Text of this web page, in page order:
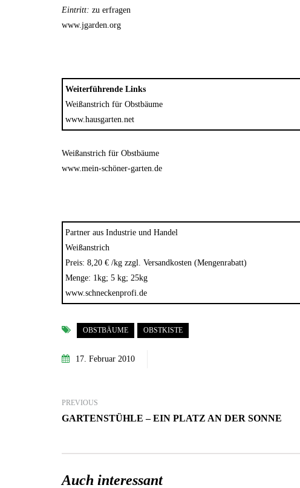
Eintritt: zu erfragen
www.jgarden.org
Weiterführende Links
Weißanstrich für Obstbäume
www.hausgarten.net
Weißanstrich für Obstbäume
www.mein-schöner-garten.de
Partner aus Industrie und Handel
Weißanstrich
Preis: 8,20 € /kg zzgl. Versandkosten (Mengenrabatt)
Menge: 1kg; 5 kg; 25kg
www.schneckenprofi.de
OBSTBÄUME OBSTKISTE
17. Februar 2010
PREVIOUS
GARTENSTÜHLE – EIN PLATZ AN DER SONNE
Auch interessant